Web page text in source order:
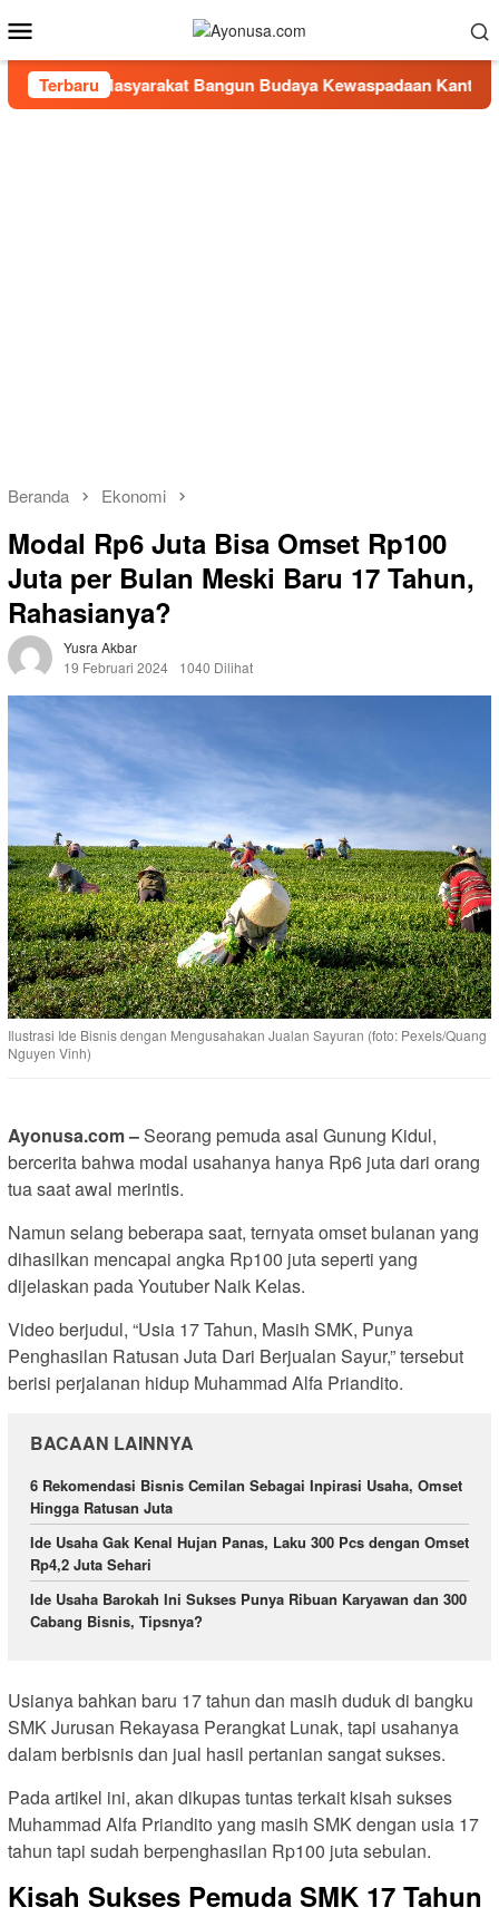
ke
kontenMobile
TerbaruBangun Budaya Kewaspadaan Kantibmas di
Beranda Ekonomi
Modal Rp6 Juta Bisa Omset Rp100
Juta per Bulan Meski Baru 17 Tahun,
Rahasianya?
Yusra Akbar
19 Februari 2024
1040 Dilihat
Ilustrasi Ide Bisnis dengan Mengusahakan Jualan Sayuran (foto: Pexels/Quang
Nguyen Vinh)
Ayonusa.com –Seorang pemuda asal Gunung Kidul,
bercerita bahwa modal usahanya hanya Rp6 juta dari orang
tua saat awal merintis.
Namun selang beberapa saat, ternyata omset bulanan yang
dihasilkan mencapai angka Rp100 juta seperti yang
dijelaskan pada Youtuber Naik Kelas.
Video berjudul, “Usia 17 Tahun, Masih SMK, Punya
Penghasilan Ratusan Juta Dari Berjualan Sayur,” tersebut
berisi perjalanan hidup Muhammad Alfa Priandito.
BACAAN LAINNYA
6 Rekomendasi Bisnis Cemilan Sebagai Inpirasi Usaha, Omset
Hingga Ratusan Juta
Ide Usaha Gak Kenal Hujan Panas, Laku 300 Pcs dengan Omset
Rp4,2 Juta Sehari
Ide Usaha Barokah Ini Sukses Punya Ribuan Karyawan dan 300
Cabang Bisnis, Tipsnya?
Usianya bahkan baru 17 tahun dan masih duduk di bangku
SMK Jurusan Rekayasa Perangkat Lunak, tapi usahanya
dalam berbisnis dan jual hasil pertanian sangat sukses.
Pada artikel ini, akan dikupas tuntas terkait kisah sukses
Muhammad Alfa Priandito yang masih SMK dengan usia 17
tahun tapi sudah berpenghasilan Rp100 juta sebulan.
Kisah Sukses Pemuda SMK 17 Tahun